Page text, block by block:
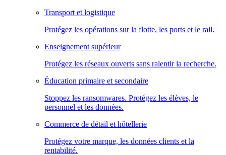
Transport et logistique
Protégez les opérations sur la flotte, les ports et le rail.
Enseignement supérieur
Protégez les réseaux ouverts sans ralentir la recherche.
Éducation primaire et secondaire
Stoppez les ransomwares. Protégez les élèves, le
personnel et les données.
Commerce de détail et hôtellerie
Protégez votre marque, les données clients et la
rentabilité.